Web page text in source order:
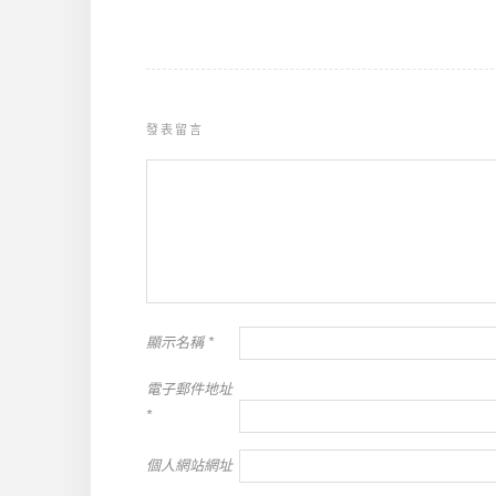
發表留言
顯示名稱 *
電子郵件地址
*
個人網站網址